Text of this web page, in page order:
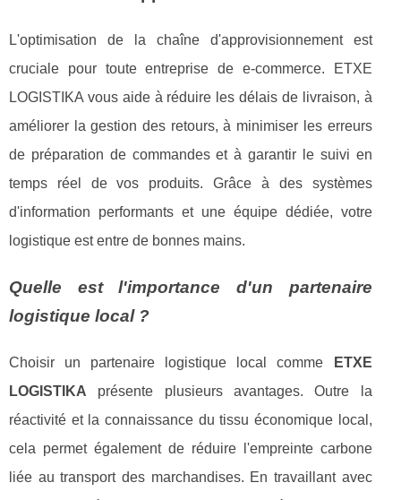
L'optimisation de la chaîne d'approvisionnement est
cruciale pour toute entreprise de e-commerce. ETXE
LOGISTIKA vous aide à réduire les délais de livraison, à
améliorer la gestion des retours, à minimiser les erreurs
de préparation de commandes et à garantir le suivi en
temps réel de vos produits. Grâce à des systèmes
d'information performants et une équipe dédiée, votre
logistique est entre de bonnes mains.
Quelle est l'importance d'un partenaire
logistique local ?
Choisir un partenaire logistique local comme
ETXE
LOGISTIKA présente plusieurs avantages. Outre la
réactivité et la connaissance du tissu économique local,
cela permet également de réduire l'empreinte carbone
liée au transport des marchandises. En travaillant avec